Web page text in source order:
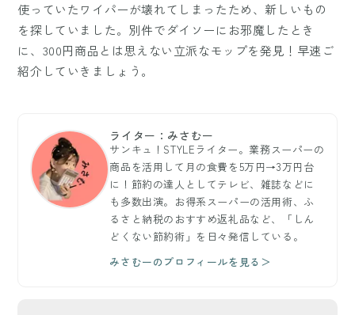
使っていたワイパーが壊れてしまったため、新しいもの
を探していました。別件でダイソーにお邪魔したとき
に、300円商品とは思えない立派なモップを発見！早速ご
紹介していきましょう。
ライター：みさむー
サンキュ！STYLEライター。業務スーパーの
商品を活用して月の食費を5万円→3万円台
に！節約の達人としてテレビ、雑誌などに
も多数出演。お得系スーパーの活用術、ふ
るさと納税のおすすめ返礼品など、「しん
どくない節約術」を日々発信している。
みさむーのプロフィールを見る＞